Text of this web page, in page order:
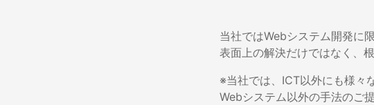
当社ではWebシステム開発に
表面上の解決だけではなく、
※当社では、ICT以外にも様々
Webシステム以外の手法のご